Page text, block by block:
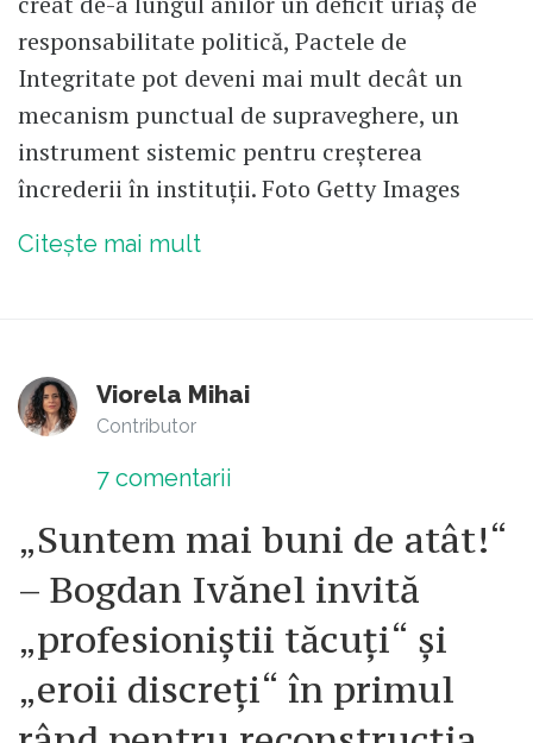
responsabilitate politică, Pactele de
Integritate pot deveni mai mult decât un
mecanism punctual de supraveghere, un
instrument sistemic pentru creșterea
încrederii în instituții. Foto Getty Images
Citește mai mult
Viorela Mihai
Contributor
7 comentarii
„Suntem mai buni de atât!“
– Bogdan Ivănel invită
„profesioniștii tăcuți“ și
„eroii discreți“ în primul